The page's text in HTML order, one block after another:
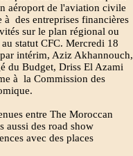
aéroport de l'aviation civile
à des entreprises financières
sur le plan régional ou
statut CFC. Mercredi 18
intérim, Aziz Akhannouch,
du Budget, Driss El Azami
à la Commission des
entre The Moroccan
aussi des road show
avec des places